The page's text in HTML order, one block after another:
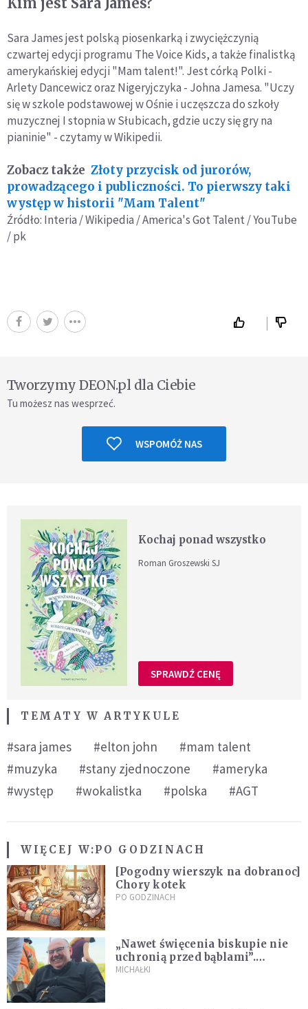
Sara James jest polską piosenkarką i zwyciężczynią
czwartej edycji programu The Voice Kids, a także finalistką
amerykańskiej edycji "Mam talent!". Jest córką Polki -
Arlety Dancewicz oraz Nigeryjczyka - Johna Jamesa. "Uczy
się w szkole podstawowej w Ośnie i uczęszcza do szkoły
muzycznej I stopnia w Słubicach, gdzie uczy się gry na
pianinie" - czytamy w Wikipedii.
Zobacz także Złoty przycisk od jurorów,
prowadzącego i publiczności. To pierwszy taki
występ w historii "Mam Talent"
Źródło: Interia / Wikipedia / America's Got Talent / YouTube
/ pk
Tworzymy DEON.pl dla Ciebie
Tu możesz nas wesprzeć.
WSPOMÓŻ NAS
Kochaj ponad wszystko
Roman Groszewski SJ
SPRAWDŹ CENĘ
TEMATY W ARTYKULE
#sara james #elton john
#mam talent
#muzyka
#stany zjednoczone
#ameryka
#występ
#wokalistka #polska #AGT
WIĘCEJ W:PO GODZINACH
[Pogodny wierszyk na dobranoc]
Chory kotek
PO GODZINACH
„Nawet święcenia biskupie nie
uchronią przed bąblami”.
Archidiecezja pokazała
MICHAŁKI